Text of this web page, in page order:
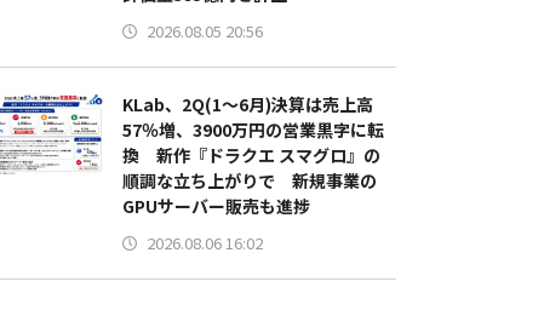
2026.08.05 20:56
KLab、2Q(1～6月)決算は売上高
57％増、3900万円の営業黒字に転
換 新作『ドラクエ スマグロ』の
順調な立ち上がりで 新規事業の
GPUサーバー販売も進捗
2026.08.06 16:02